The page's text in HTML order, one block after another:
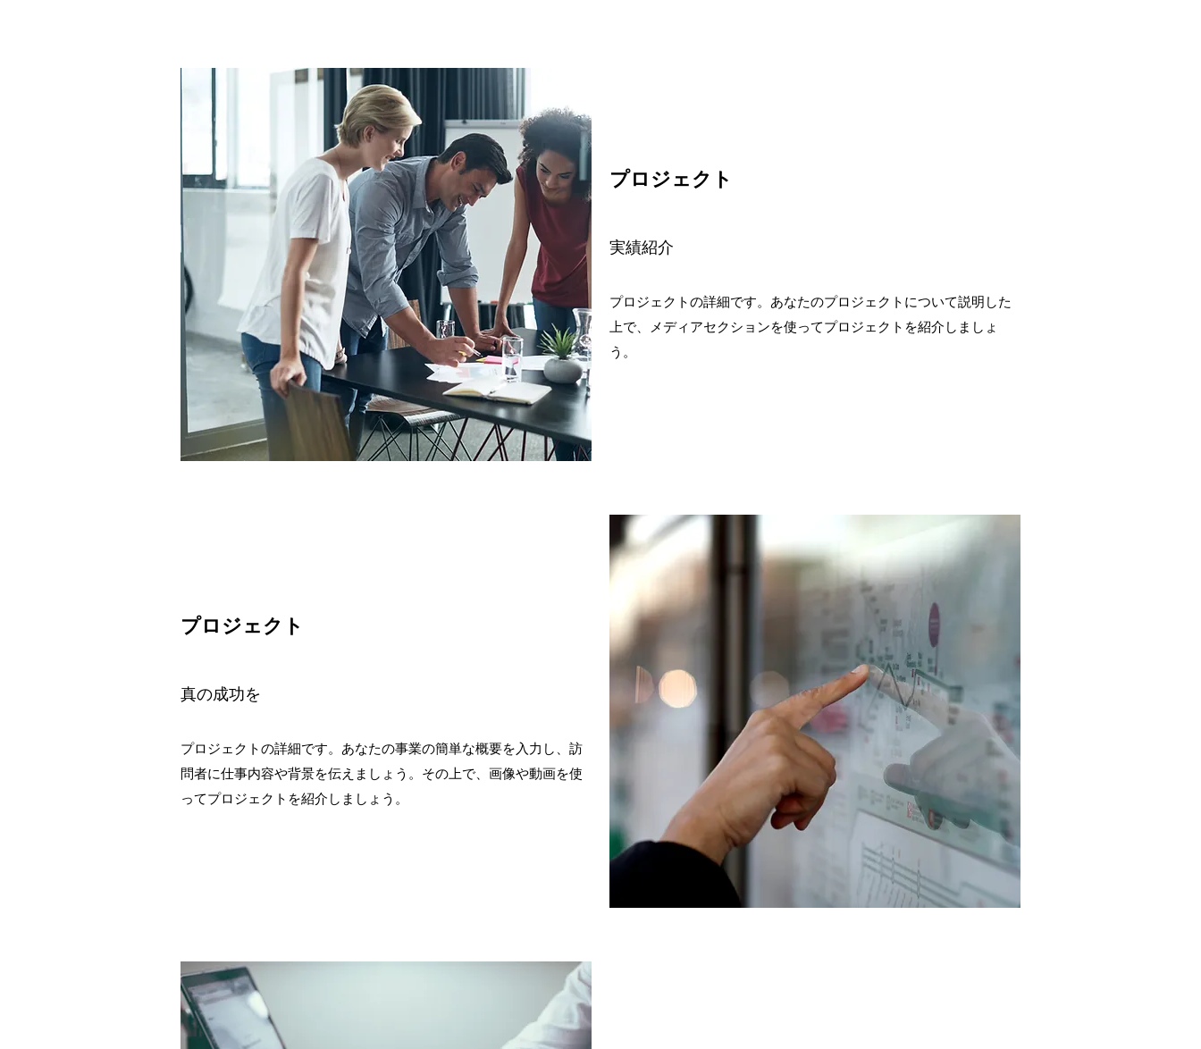
プロジェクト
実績紹介
プロジェクトの詳細です。あなたのプロジェクトについて説明した
上で、メディアセクションを使ってプロジェクトを紹介しましょ
う。
プロジェクト
真の成功を
プロジェクトの詳細です。あなたの事業の簡単な概要を入力し、訪
問者に仕事内容や背景を伝えましょう。その上で、画像や動画を使
ってプロジェクトを紹介しましょう。